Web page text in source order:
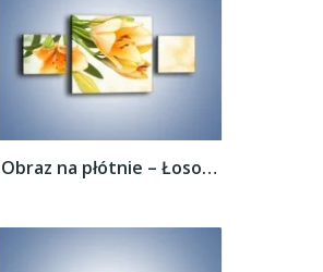
Obraz na płótnie – Łososiowe pachnące...